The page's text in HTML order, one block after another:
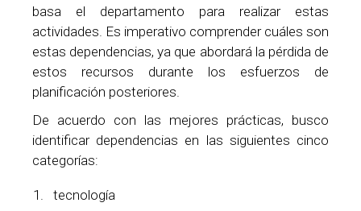
basa el departamento para realizar estas
actividades. Es imperativo comprender cuáles son
estas dependencias, ya que abordará la pérdida de
estos recursos durante los esfuerzos de
planificación posteriores.
De acuerdo con las mejores prácticas, busco
identificar dependencias en las siguientes cinco
categorías:
tecnología